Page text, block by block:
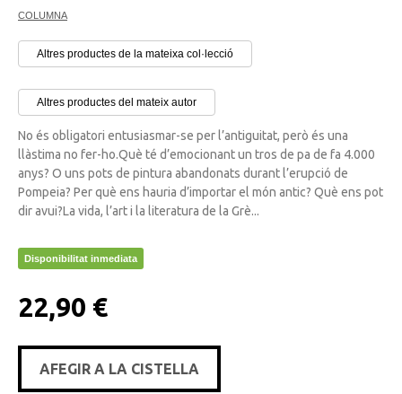
COLUMNA
Altres productes de la mateixa col·lecció
Altres productes del mateix autor
No és obligatori entusiasmar-se per l’antiguitat, però és una
llàstima no fer-ho.Què té d’emocionant un tros de pa de fa 4.000
anys? O uns pots de pintura abandonats durant l’erupció de
Pompeia? Per què ens hauria d’importar el món antic? Què ens pot
dir avui?La vida, l’art i la literatura de la Grè...
Disponibilitat inmediata
22,90 €
AFEGIR A LA CISTELLA